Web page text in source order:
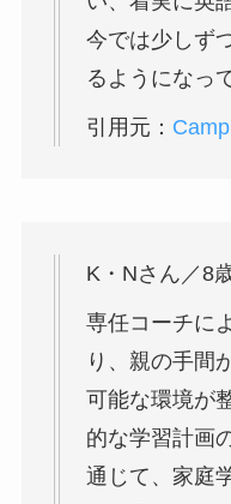
今では少しず
るようになっ
引用元：
K・Nさん／
専任コーチに
り、親の手間
可能な環境が
的な学習計画
通じて、家庭